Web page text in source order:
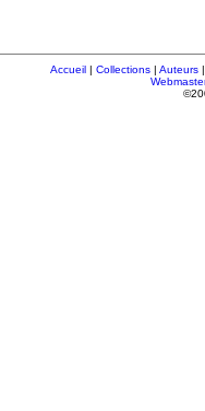
Accueil | Collections | Auteurs